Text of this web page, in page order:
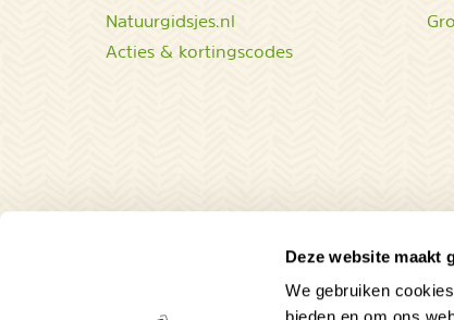
Deze website maakt
We gebruiken
Natuurgidsjes.nl
Acties & kortingscodes